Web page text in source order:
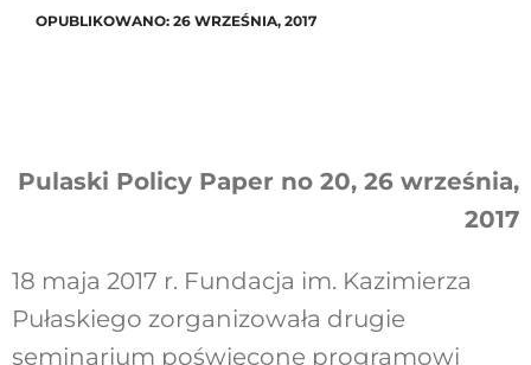
OPUBLIKOWANO: 26 WRZEŚNIA, 2017
Pulaski Policy Paper no 20, 26 września,
2017
18 maja 2017 r. Fundacja im. Kazimierza
Pułaskiego zorganizowała drugie
seminarium poświęcone programowi